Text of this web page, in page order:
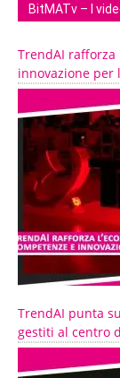
BitMATv – I
TrendAI rafforza
innovazione
TrendAI punta
gestiti al centro